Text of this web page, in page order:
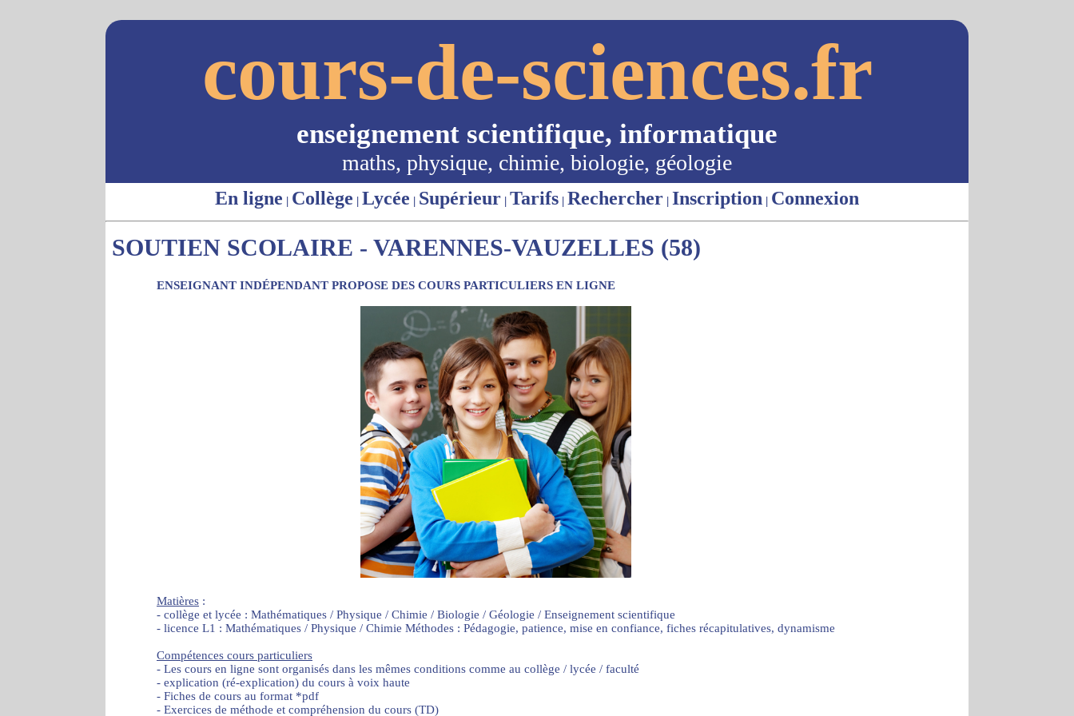
cours-de-sciences.fr
enseignement scientifique, informatique
maths, physique, chimie, biologie, géologie
En ligne | Collège | Lycée | Supérieur | Tarifs | Rechercher | Inscription | Connexion
SOUTIEN SCOLAIRE - VARENNES-VAUZELLES (58)
ENSEIGNANT INDÉPENDANT PROPOSE DES COURS PARTICULIERS EN LIGNE
Matières :
- collège et lycée : Mathématiques / Physique / Chimie / Biologie / Géologie / Enseignement scientifique
- licence L1 : Mathématiques / Physique / Chimie Méthodes : Pédagogie, patience, mise en confiance, fiches récapitulatives, dynamisme
Compétences cours particuliers
- Les cours en ligne sont organisés dans les mêmes conditions comme au collège / lycée / faculté
- explication (ré-explication) du cours à voix haute
- Fiches de cours au format *pdf
- Exercices de méthode et compréhension du cours (TD)